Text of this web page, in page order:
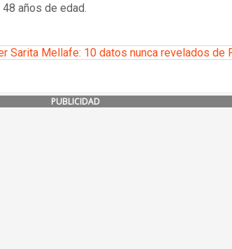
años de edad.
Sarita Mellafe: 10 datos nunca revelados de
PUBLICIDAD